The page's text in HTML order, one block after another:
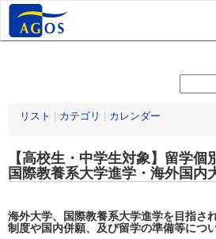
リスト カテゴリ カレンダー
【高校生・中学生対象】留学
国際教養系大学進学・海外国内
海外大学、国際教養系大学進学を目指さ
制度や国内併願、及び留学の準備等につ